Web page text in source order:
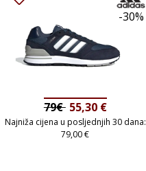
-30%
79€ 55,30 €
Najniža cijena u posljednjih 30 dana:
79,00€